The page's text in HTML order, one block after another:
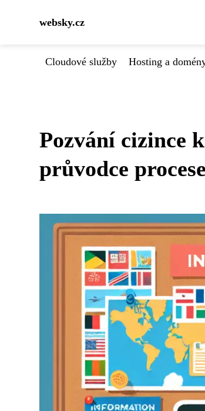
websky.cz
Cloudové služby Hosting a
Pozvání cizince
průvodce